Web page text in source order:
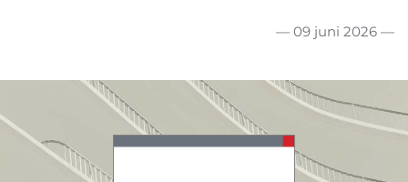
— 09 juni 2026 —